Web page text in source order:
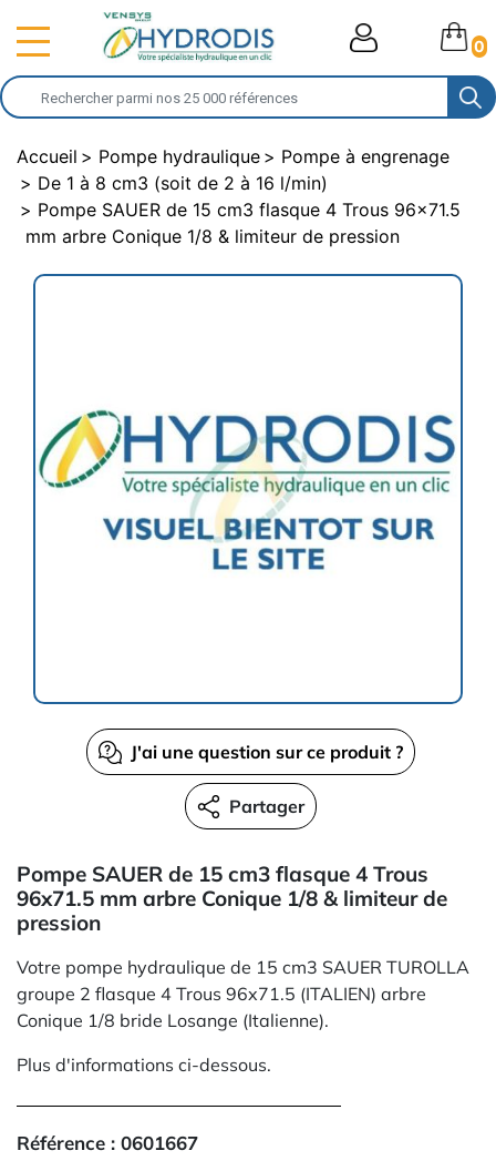
0
Accueil Pompe hydraulique
Pompe à engrenage
De 1 à 8 cm3 (soit de 2 à 16 l/min)
Pompe SAUER de 15 cm3 flasque 4 Trous 96x71.5
mm arbre Conique 1/8 & limiteur de pression
J'ai une question sur ce produit ?
Partager
Pompe SAUER de 15 cm3 flasque 4 Trous
96x71.5 mm arbre Conique 1/8 & limiteur de
pression
Votre pompe hydraulique de 15 cm3 SAUER TUROLLA
groupe 2 flasque 4 Trous 96x71.5 (ITALIEN) arbre
Conique 1/8 bride Losange (Italienne).
Plus d'informations ci-dessous.
Référence : 0601667